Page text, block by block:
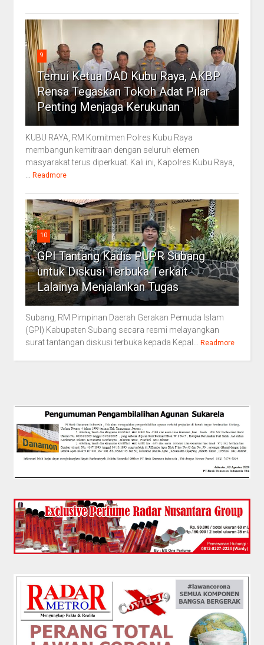
9
Temui Ketua DAD Kubu Raya, AKBP
Rensa Tegaskan Tokoh Adat Pilar
Penting Menjaga Kerukunan
KUBU RAYA, RM Komitmen Polres Kubu Raya
membangun kemitraan dengan seluruh elemen
masyarakat terus diperkuat. Kali ini, Kapolres Kubu Raya,
Readmore
10
GPI Tantang Kadis PUPR Subang
untuk Diskusi Terbuka Terkait
Lalainya Menjalankan Tugas
Subang, RM Pimpinan Daerah Gerakan Pemuda Islam
(GPI) Kabupaten Subang secara resmi melayangkan
surat tantangan diskusi terbuka kepada Kepal...
Readmore